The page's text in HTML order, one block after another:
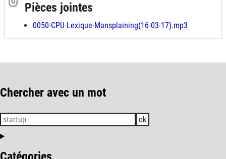
Pièces jointes
0050-CPU-Lexique-Mansplaining(16-03-17).mp3
Chercher avec un mot
ok